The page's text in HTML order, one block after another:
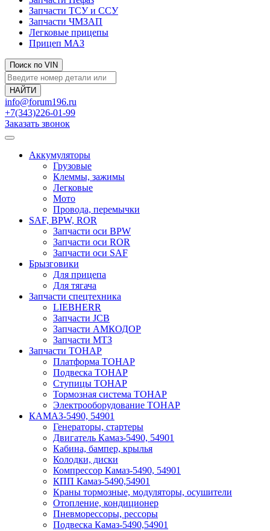
Запчасти ТСУ и ССУ
Запчасти ЧМЗАП
Легковые прицепы
Прицеп МАЗ
Поиск по VIN
info@forum196.ru
+7(343)226-01-99
Заказать звонок
Аккумуляторы
Грузовые
Клеммы, зажимы
Легковые
Мото
Провода, перемычки
SAF, BPW, ROR
Запчасти оси BPW
Запчасти оси ROR
Запчасти оси SAF
Брызговики
Для прицепа
Для тягача
Запчасти спецтехника
LIEBHERR
Запчасти JCB
Запчасти АМКОДОР
Запчасти МТЗ
Запчасти ТОНАР
Платформа ТОНАР
Подвеска ТОНАР
Ступицы ТОНАР
Тормозная система ТОНАР
Электрооборудование ТОНАР
КАМАЗ-5490, 54901
Генераторы, стартеры
Двигатель Камаз-5490, 54901
Кабина, бампер, крылья
Колодки, диски
Компрессор Камаз-5490, 54901
КПП Камаз-5490,54901
Краны тормозные, модуляторы, осушители
Отопление, кондиционер
Пневморессоры, рессоры
Подвеска Камаз-5490,54901